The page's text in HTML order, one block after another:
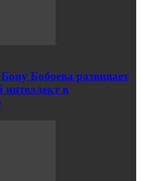
Бобоева развивает
интеллект в